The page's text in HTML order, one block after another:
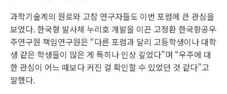
과학기술계의 원로와 고참 연구자들도 이번 포럼에 큰 관심을
보였다. 한국형 발사체 누리호 개발을 이끈 고정환 한국항공우
주연구원 책임연구원은 “다른 포럼과 달리 고등학생이나 대학
생 같은 학생들이 많은 게 특히나 인상 깊었다”며 “우주에 대
한 관심이 어느 때보다 커진 걸 확인할 수 있었던 것 같다”고
말했다.